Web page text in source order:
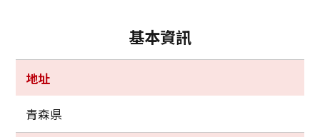
基本資訊
地址
青森県